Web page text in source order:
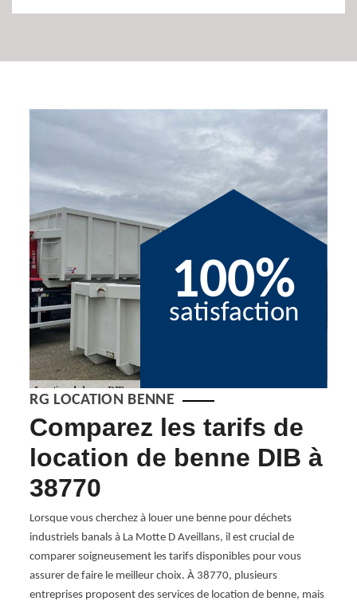
100%
satisfaction
RG LOCATION BENNE
Comparez les tarifs de
location de benne DIB à
38770
Lorsque vous cherchez à louer une benne pour déchets
industriels banals à La Motte D Aveillans, il est crucial de
comparer soigneusement les tarifs disponibles pour vous
assurer de faire le meilleur choix. À 38770, plusieurs
entreprises proposent des services de location de benne, mais